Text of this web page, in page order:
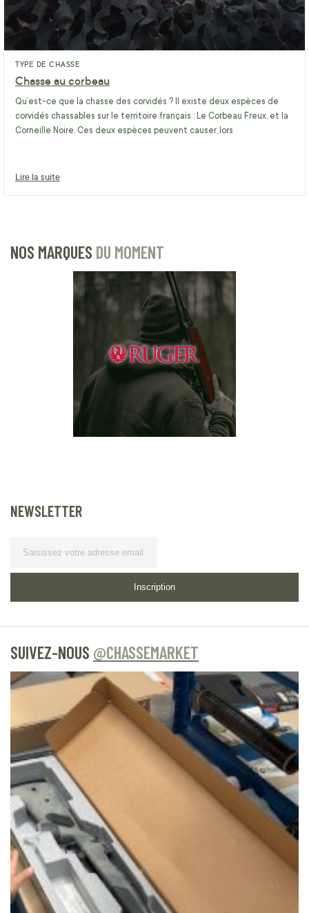
TYPE DE CHASSE
Chasse au corbeau
Qu’est-ce que la chasse des corvidés ? Il existe deux espèces de
corvidés chassables sur le territoire français : Le Corbeau Freux, et la
Corneille Noire. Ces deux espèces peuvent causer, lors
Lire la suite
NOS MARQUES DU MOMENT
NEWSLETTER
Inscription
SUIVEZ-NOUS @CHASSEMARKET